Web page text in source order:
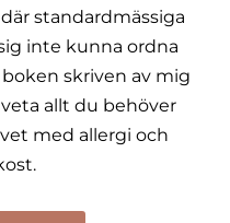
standardmässiga
inte kunna ordna
skriven av mig
allt du behöver
med allergi och